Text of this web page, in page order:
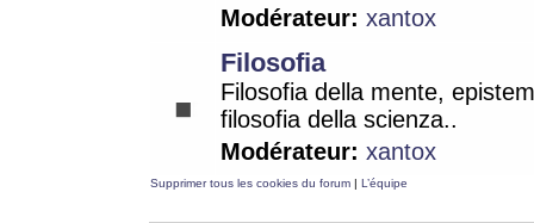
Modérateur: xantox
Filosofia
Filosofia della mente,
filosofia della scienza..
Modérateur: xantox
Supprimer tous les cookies du forum | L’équipe